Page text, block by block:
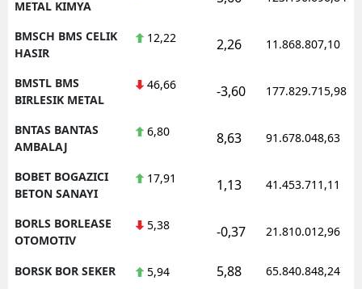
METAL KIMYA
BMSCH BMS CELIK
HASIR
12,22 2,26 11.868.807,10
BMSTL BMS
BIRLESIK METAL
46,66 -3,60 177.829.715,98
BNTAS BANTAS
AMBALAJ
6,80 8,63 91.678.048,63
BOBET BOGAZICI
BETON SANAYI
17,91 1,13 41.453.711,11
BORLS BORLEASE
OTOMOTIV
5,38 -0,37 21.810.012,96
BORSK BOR SEKER 5,94 5,88 65.840.848,24